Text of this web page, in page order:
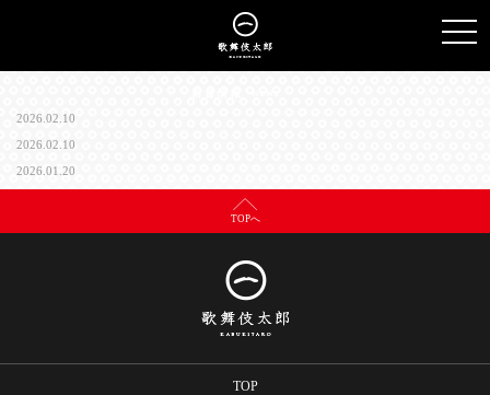
2026.02.10
2026.02.10
2026.01.20
TOPへ
TOP